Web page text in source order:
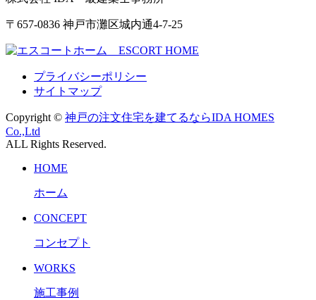
〒657-0836 神戸市灘区城内通4-7-25
プライバシーポリシー
サイトマップ
Copyright © 神戸の注文住宅を建てるならIDA HOMES
Co.,Ltd
ALL Rights Reserved.
HOME
ホーム
CONCEPT
コンセプト
WORKS
施工事例